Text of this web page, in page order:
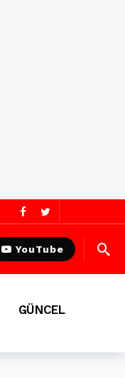
YouTube
GÜNCEL